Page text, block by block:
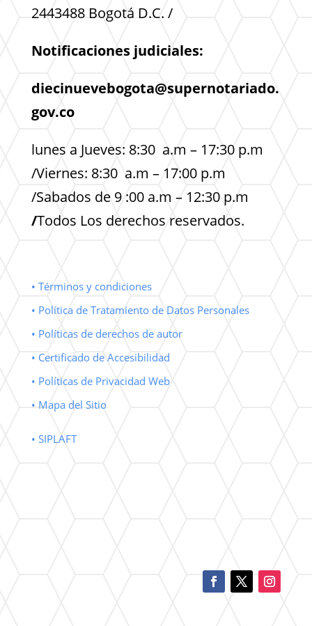
2443488 Bogotá D.C. /
Notificaciones judiciales:
diecinuevebogota@supernotariado.
gov.co
lunes a Jueves: 8:30 a.m – 17:30 p.m
/Viernes: 8:30 a.m – 17:00 p.m
/Sabados de 9 :00 a.m – 12:30 p.m
/Todos Los derechos reservados.
• Términos y condiciones
• Política de Tratamiento de Datos Personales
• Políticas de derechos de autor
• Certificado de Accesibilidad
• Políticas de Privacidad Web
• Mapa del Sitio
• SIPLAFT